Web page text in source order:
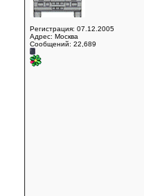
Регистрация: 07.12.2005
Адрес: Москва
Сообщений: 22,689